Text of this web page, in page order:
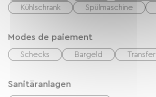
Kühlschrank
Spülmaschine
Modes de paiement
Schecks Bargeld Transfer
Sanitäranlagen